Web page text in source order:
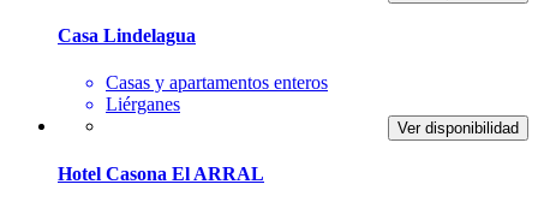
Casa Lindelagua
Casas y apartamentos enteros
Liérganes
Ver disponibilidad
Hotel Casona El ARRAL